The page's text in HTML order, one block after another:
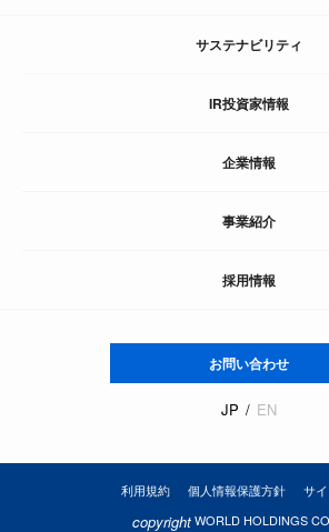
サステナビリティ
IR投資家情報
企業情報
事業紹介
採用情報
お問い合わせ
JP EN
利用規約 個人情報保護方針 サ
copyrightWORLD HOLDINGS